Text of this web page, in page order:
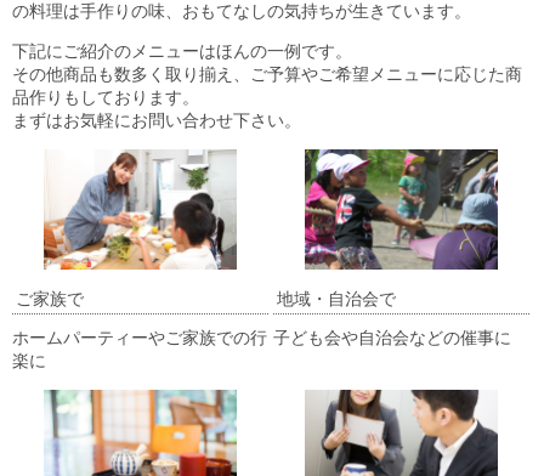
ブログ・コラム
の料理は手作りの味、おもてなしの気持ちが生きています。
下記にご紹介のメニューはほんの一例です。
その他商品も数多く取り揃え、ご予算やご希望メニューに応じた商
品作りもしております。
まずはお気軽にお問い合わせ下さい。
ご家族で
ホームパーティーやご家族での行
楽に
地域・自治会で
子ども会や自治会などの催事に